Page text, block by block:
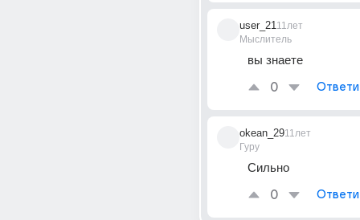
user_21
Мыслитель
11лет
вы знаете
0
okean_29
Гуру
11лет
Сильно
0